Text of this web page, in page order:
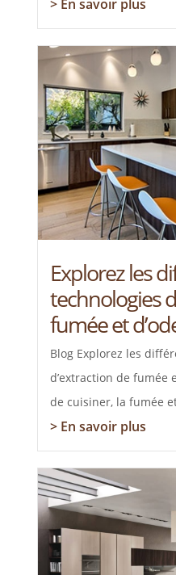
> En savoir plus
Explorez les
technologies
fumée et
Blog Explorez les
d’extraction de fumée
de cuisiner, la fumée
> En savoir plus